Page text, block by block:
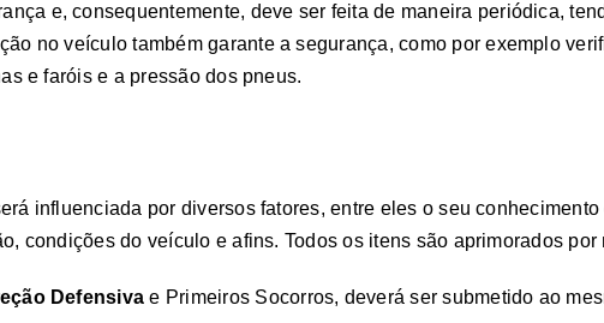
e, consequentemente, deve ser feita de maneira periódica,
no veículo também garante a segurança, como por exemplo
e faróis e a pressão dos pneus.
influenciada por diversos fatores, entre eles o seu
condições do veículo e afins. Todos os itens são aprimorados por
Defensiva e Primeiros Socorros, deverá ser submetido ao